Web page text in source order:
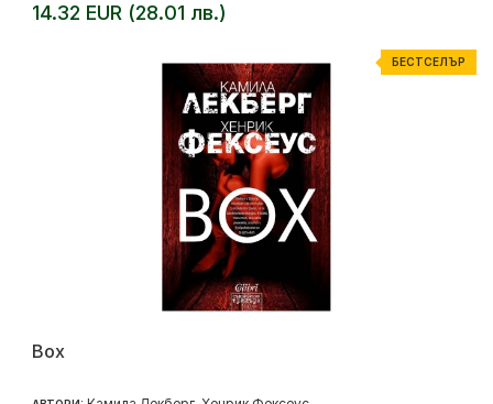
14.32 EUR (28.01 лв.)
БЕСТСЕЛЪР
Box